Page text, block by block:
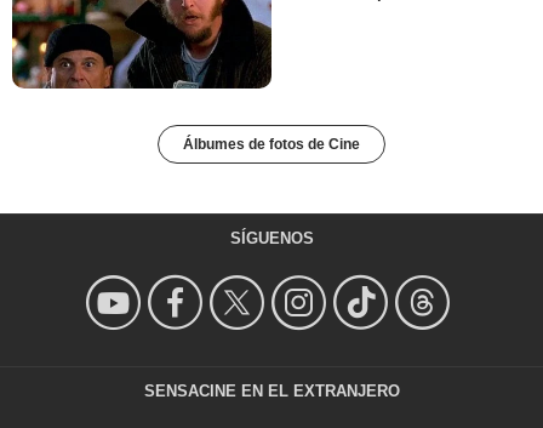
Álbumes de fotos de Cine
SÍGUENOS
SENSACINE EN EL EXTRANJERO